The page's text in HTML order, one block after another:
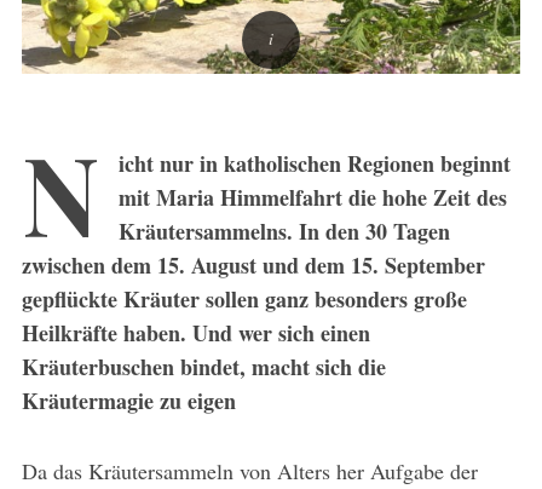
N
icht nur in katholischen Regionen beginnt
mit Maria Himmelfahrt die hohe Zeit des
Kräutersammelns. In den 30 Tagen
zwischen dem 15. August und dem 15. September
gepflückte Kräuter sollen ganz besonders große
Heilkräfte haben. Und wer sich einen
Kräuterbuschen bindet, macht sich die
Kräutermagie zu eigen
Da das Kräutersammeln von Alters her Aufgabe der